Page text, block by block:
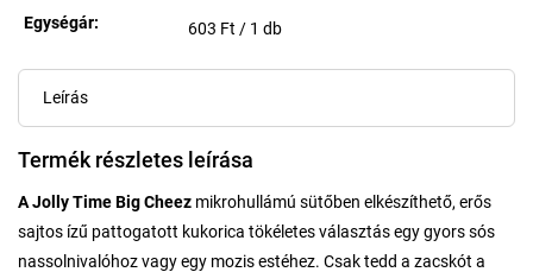
Egységár: Egységár:
603 Ft / 1 db
Leírás
Termék részletes leírása
A Jolly Time Big Cheez mikrohullámú sütőben elkészíthető, erős
sajtos ízű pattogatott kukorica tökéletes választás egy gyors sós
nassolnivalóhoz vagy egy mozis estéhez. Csak tedd a zacskót a